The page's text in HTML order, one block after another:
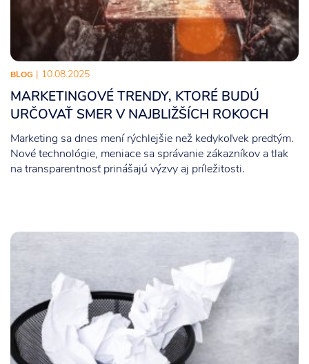
BLOG | 10.08.2025
MARKETINGOVÉ TRENDY, KTORÉ BUDÚ
URČOVAŤ SMER V NAJBLIŽŠÍCH ROKOCH
Marketing sa dnes mení rýchlejšie než kedykoľvek predtým.
Nové technológie, meniace sa správanie zákazníkov a tlak
na transparentnosť prinášajú výzvy aj príležitosti.